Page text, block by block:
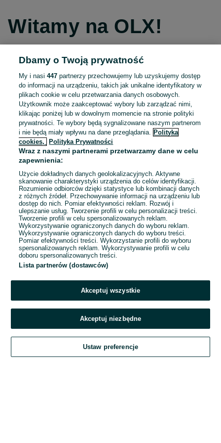
Witamy na OLX!
Kontynuuj przez Facebooka
Kontynuuj przez konto Apple
Kontynuuj przez konto Google
LUB
E-mail
Hasło
Zaloguj się
Kontynuując za pośrednictwem jednego z dostawców wskazanych powyżej,
OLX.pl w jego aktualnym brzmieniu.
Dbamy o Twoją prywatność
My i nasi447 partnerzy przechowujemy lub uzyskujemy dostęp
do informacji na urządzeniu, takich jak unikalne identyfikatory w
plikach cookie w celu przetwarzania danych osobowych.
Użytkownik może zaakceptować wybory lub zarządzać nimi,
klikając poniżej lub w dowolnym momencie na stronie polityki
prywatności. Te wybory będą sygnalizowane naszym partnerom
i nie będą miały wpływu na dane przeglądania.
Polityka
cookies,
Polityka Prywatności
Wraz z naszymi partnerami przetwarzamy dane w celu
zapewnienia:
Użycie dokładnych danych geolokalizacyjnych. Aktywne
skanowanie charakterystyki urządzenia do celów identyfikacji.
Rozumienie odbiorców dzięki statystyce lub kombinacji danych
z różnych źródeł. Przechowywanie informacji na urządzeniu lub
dostęp do nich. Pomiar efektywności reklam. Rozwój i
ulepszanie usług. Tworzenie profili w celu personalizacji treści.
Tworzenie profili w celu spersonalizowanych reklam.
Wykorzystywanie ograniczonych danych do wyboru reklam.
Wykorzystywanie ograniczonych danych do wyboru treści.
Pomiar efektywności treści. Wykorzystanie profili do wyboru
spersonalizowanych reklam. Wykorzystywanie profili w celu
doboru spersonalizowanych treści.
Lista partnerów (dostawców)
Akceptuj wszystkie
Akceptuj niezbędne
Ustaw preferencje